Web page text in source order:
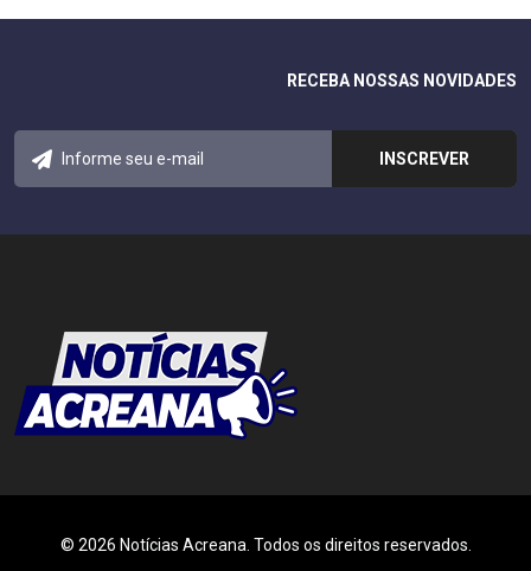
RECEBA NOSSAS NOVIDADES
© 2026 Notícias Acreana. Todos os direitos reservados.